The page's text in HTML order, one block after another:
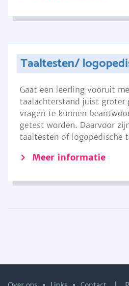
Taaltesten/
Gaat een leerling vooruit
taalachterstand juist groter
vragen te kunnen
getest worden. Daarvoor
taaltesten of logopedische
Meer informatie